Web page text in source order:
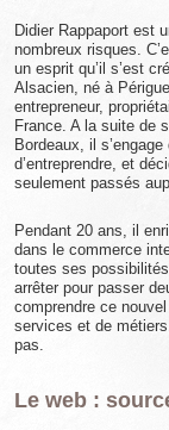
Didier Rappaport est
nombreux risques.
un esprit qu’il s’est
Alsacien, né à
entrepreneur,
France. A la suite de
Bordeaux, il
d’entreprendre, et
seulement passés
Pendant 20 ans, il
dans le commerce
toutes ses
arrêter pour passer
comprendre ce
services et de
pas.
Le web :